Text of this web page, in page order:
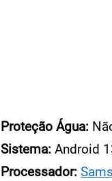
Proteção Água:
Sistema: Android
Processador: